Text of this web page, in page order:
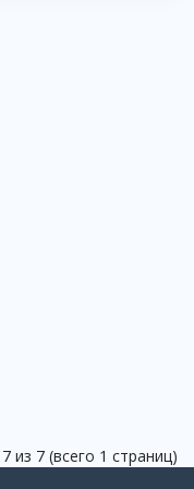
из 7 (всего 1 страниц)